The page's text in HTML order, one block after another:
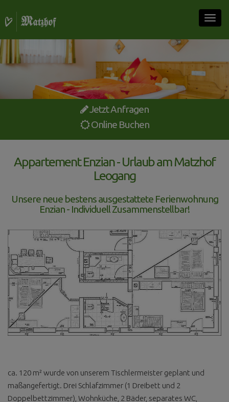
Jetzt Anfragen
Online Buchen
Appartement Enzian - Urlaub am Matzhof
Leogang
Unsere neue bestens ausgestattete Ferienwohnung
Enzian - Individuell Zusammenstellbar!
ca. 120 m² wurde von unserem Tischlermeister geplant und
maßangefertigt. Drei Schlafzimmer (1 Dreibett und 2
Doppelbettzimmer), Wohnküche, 2 Bäder, separates WC,